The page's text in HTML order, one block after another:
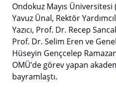
Ondokuz Mayıs
Yavuz Ünal, Rektör
Yazıcı, Prof. Dr. Recep
Prof. Dr. Selim Eren ve
Hüseyin Gençcelep
OMÜ’de görev yapan
bayramlaştı.